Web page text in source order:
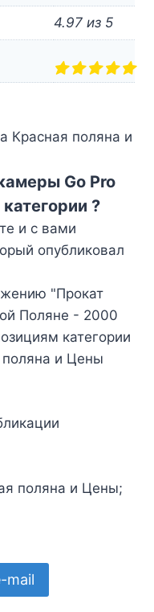
4.97 из 5
Красная поляна и
Go Pro
?
и с вами
опубликовал
"Прокат
Поляне - 2000
категории
поляна и Цены
поляна и Цены;
mail